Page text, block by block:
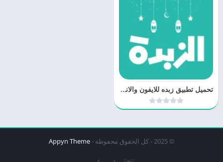
تحميل تطبيق زبده للايفون والاندرويد
© 2025 - كل الحقوق محفوظة - Appyn Theme